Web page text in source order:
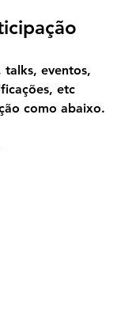
talks, eventos,
etc
como abaixo.